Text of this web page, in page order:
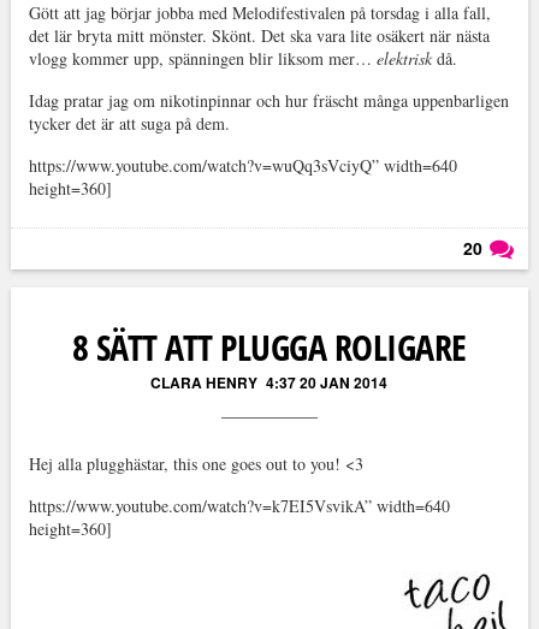
Gött att jag börjar jobba med Melodifestivalen på torsdag i alla fall,
det lär bryta mitt mönster. Skönt. Det ska vara lite osäkert när nästa
vlogg kommer upp, spänningen blir liksom mer… elektriskdå.
Idag pratar jag om nikotinpinnar och hur fräscht många uppenbarligen
tycker det är att suga på dem.
https://www.youtube.com/watch?v=wuQq3sVciyQ” width=640
height=360]
20
8 SÄTT ATT PLUGGA ROLIGARE
CLARA HENRY 4:37 20 JAN 2014
Hej alla plugghästar, this one goes out to you! <3
https://www.youtube.com/watch?v=k7EI5VsvikA” width=640
height=360]